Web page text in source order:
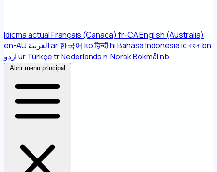
Idioma actualFrançais (Canada) fr-CAEnglish (Australia)
en-AU العربيةar한국어 koहिन्दीhiBahasa Indonesiaidবাংলাbn
اردوurTürkçetrNederlandsnlNorsk Bokmålnb
Abrir menu principal